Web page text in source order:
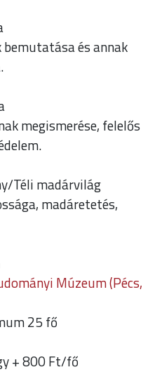
bemutatása és annak
megismerése, felelős
Téli madárvilág
madáretetés,
Múzeum (Pécs,
25 fő
+ 800 Ft/fő